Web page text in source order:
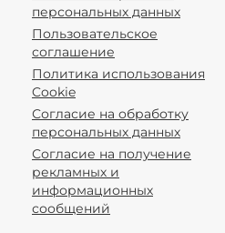
персональных данных
Пользовательское
соглашение
Политика использования
Cookie
Согласие на обработку
персональных данных
Согласие на получение
рекламных и
информационных
сообщений